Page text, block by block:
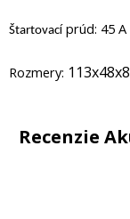
Štartovací prúd: 45 A
Rozmery:
Recenzie